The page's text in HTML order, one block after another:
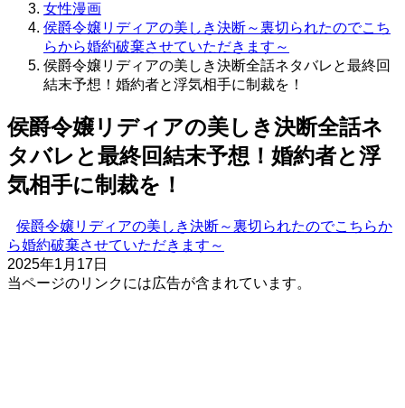
女性漫画
侯爵令嬢リディアの美しき決断～裏切られたのでこち
らから婚約破棄させていただきます～
侯爵令嬢リディアの美しき決断全話ネタバレと最終回
結末予想！婚約者と浮気相手に制裁を！
侯爵令嬢リディアの美しき決断全話ネ
タバレと最終回結末予想！婚約者と浮
気相手に制裁を！
侯爵令嬢リディアの美しき決断～裏切られたのでこちらか
ら婚約破棄させていただきます～
2025年1月17日
当ページのリンクには広告が含まれています。